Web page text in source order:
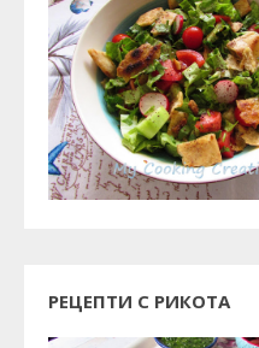
РЕЦЕПТИ С РИКОТА